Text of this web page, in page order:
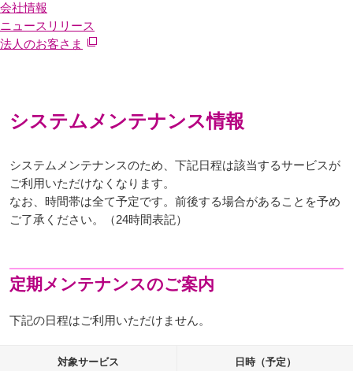
会社情報
ニュースリリース
法人のお客さま
システムメンテナンス情報
システムメンテナンスのため、下記日程は該当するサービスが
ご利用いただけなくなります。
なお、時間帯は全て予定です。前後する場合があることを予め
ご了承ください。（24時間表記）
定期メンテナンスのご案内
下記の日程はご利用いただけません。
対象サービス 日時（予定）